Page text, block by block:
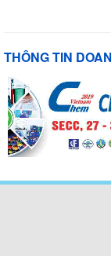
THÔNG TIN